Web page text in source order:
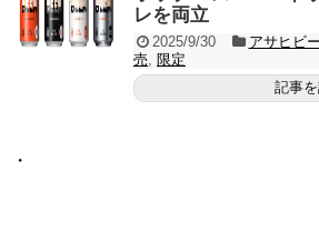
レを両立
2025/9/30 アサヒビ
売, 限定
記事
・